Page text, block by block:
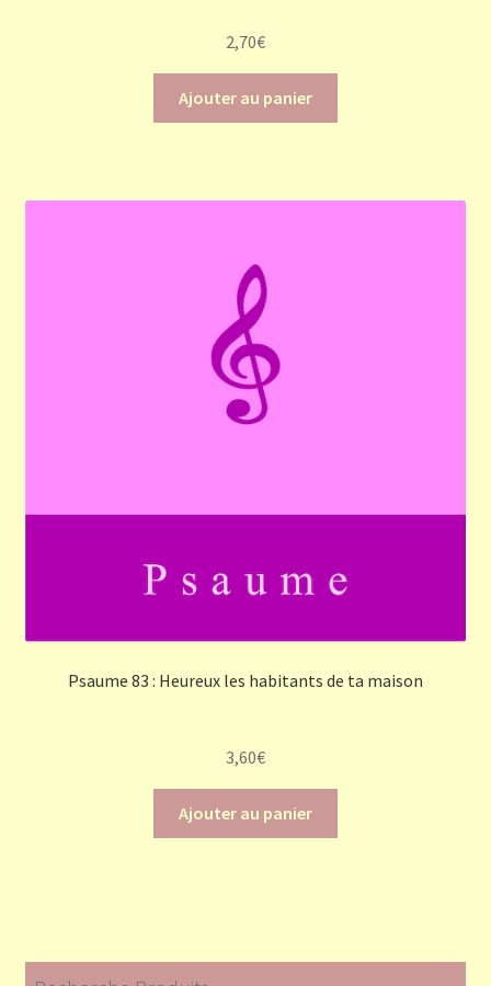
2,70€
Ajouter au panier
Psaume 83 : Heureux les habitants de ta maison
3,60€
Ajouter au panier